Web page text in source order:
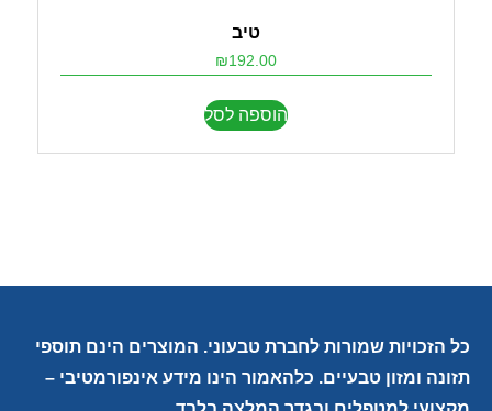
טיב
₪192.00
הוספה לסל
כל הזכויות שמורות לחברת טבעוני. המוצרים הינם תוספי
תזונה ומזון טבעיים. כלהאמור הינו מידע אינפורמטיבי –